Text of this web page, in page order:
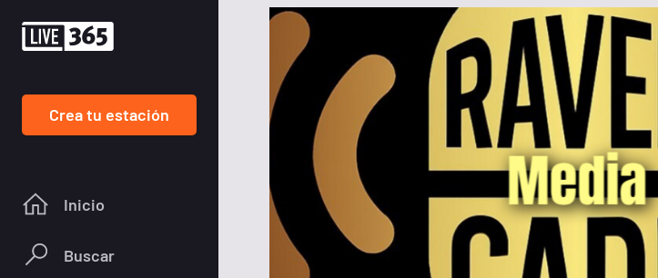
Crea tu estación
Inicio
Buscar